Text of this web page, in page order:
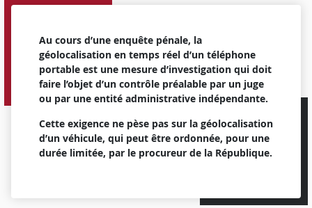
Au cours d’une enquête pénale, la
géolocalisation en temps réel d’un téléphone
portable est une mesure d’investigation qui doit
faire l’objet d’un contrôle préalable par un juge
ou par une entité administrative indépendante.
Cette exigence ne pèse pas sur la géolocalisation
d’un véhicule, qui peut être ordonnée, pour une
durée limitée, par le procureur de la République.